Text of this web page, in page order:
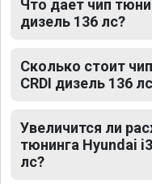
Что дает чип
дизель 136 лс?
Сколько стоит
CRDI дизель 136
Увеличится ли
тюнинга Hyundai
лс?